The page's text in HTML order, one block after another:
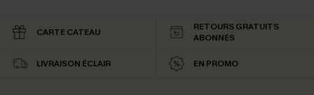
CARTE CATEAU
RETOURS GRATUITS
ABONNÉS
LIVRAISON ÉCLAIR EN PROMO